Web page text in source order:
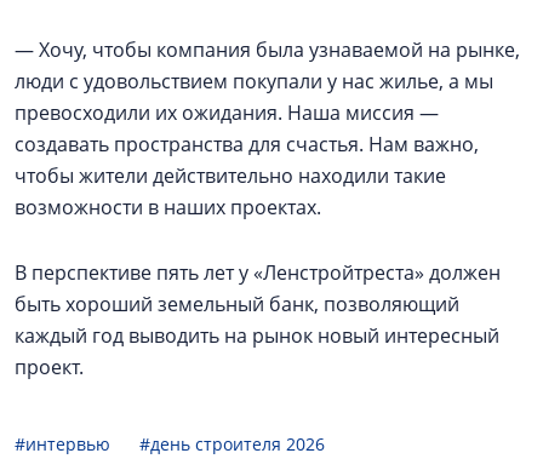
— Хочу, чтобы компания была узнаваемой на рынке,
люди с удовольствием покупали у нас жилье, а мы
превосходили их ожидания. Наша миссия —
создавать пространства для счастья. Нам важно,
чтобы жители действительно находили такие
возможности в наших проектах.
В перспективе пять лет у «Ленстройтреста» должен
быть хороший земельный банк, позволяющий
каждый год выводить на рынок новый интересный
проект.
#интервью
#день строителя 2026